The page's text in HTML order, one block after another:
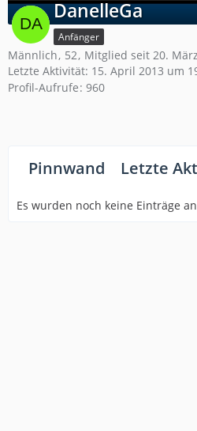
DanelleGa
Anfänger
Männlich 52 Mitglied seit 20.
Letzte Aktivität: 15. April 2013 um
Profil-Aufrufe 960
Pinnwand Letzte
Es wurden noch keine Einträge